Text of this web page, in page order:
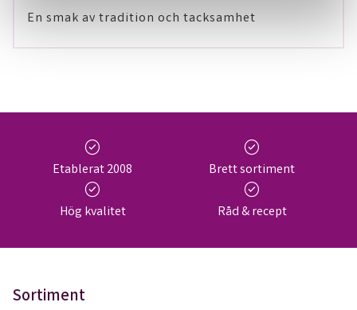
En smak av tradition och tacksamhet
check_circle
Etablerat 2008
check_circle
Brett sortiment
check_circle
Hög kvalitet
check_circle
Råd & recept
Sortiment